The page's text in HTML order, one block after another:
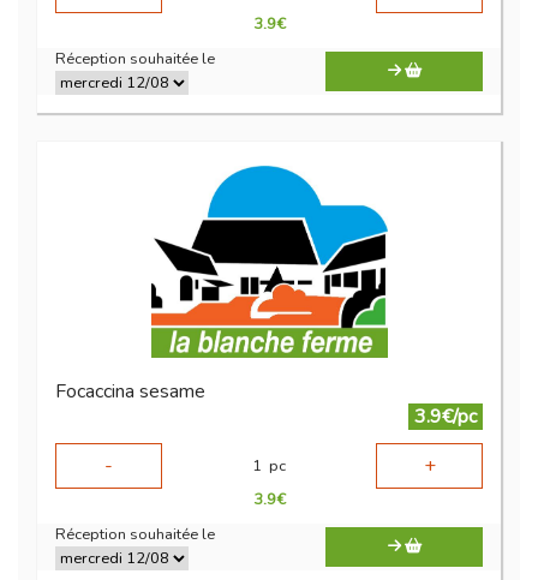
3.9€
Réception souhaitée le
Focaccina sesame
3.9€/pc
-
1 pc +
3.9€
Réception souhaitée le